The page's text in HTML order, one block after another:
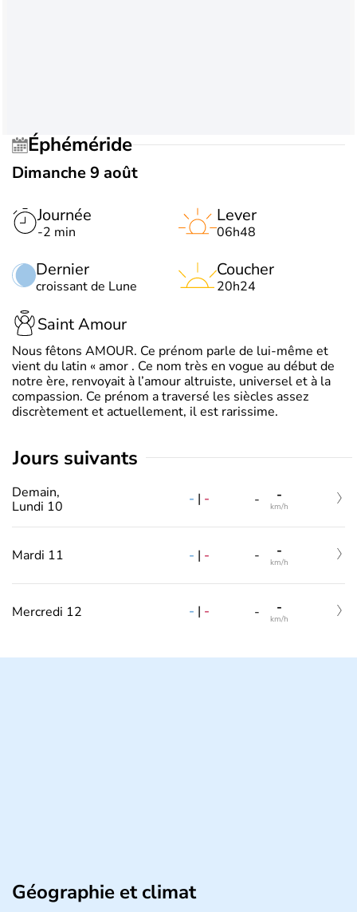
Éphéméride
Dimanche 9 août
Journée
-2 min
Dernier
croissant de Lune
Lever
06h48
Coucher
20h24
Saint Amour
Nous fêtons AMOUR. Ce prénom parle de lui-même et
vient du latin « amor . Ce nom très en vogue au début de
notre ère, renvoyait à l’amour altruiste, universel et à la
compassion. Ce prénom a traversé les siècles assez
discrètement et actuellement, il est rarissime.
jours suivants
Demain,
Lundi 10
- | - - -
km/h
Mardi 11 - | - - -
km/h
Mercredi 12 - | - - -
km/h
Géographie et climat